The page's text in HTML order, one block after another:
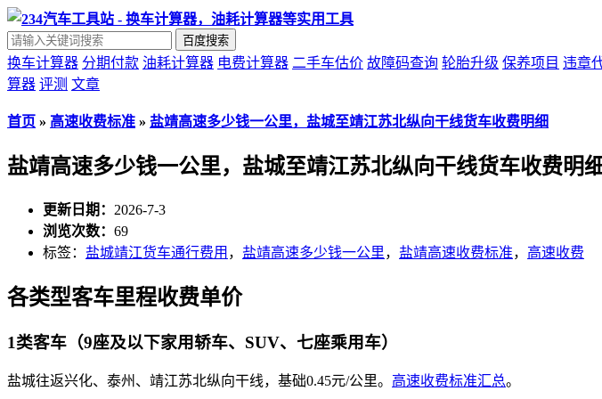
百度搜索
换车计算器 分期付款 油耗计算器 电费计算器 二手车估价 故障码查询 轮胎升级 保养项目 违章
算器 评测 文章
首页 » 高速收费标准 » 盐靖高速多少钱一公里，盐城至靖江苏北纵向干线货车收费明细
盐靖高速多少钱一公里，盐城至靖江苏北纵向干线货车收费明细
更新日期： 2026-7-3
浏览次数： 69
标签： 盐城靖江货车通行费用 ， 盐靖高速多少钱一公里， 盐靖高速收费标准， 高速收费
各类型客车里程收费单价
1类客车（9座及以下家用轿车、SUV、七座乘用车）
盐城往返兴化、泰州、靖江苏北纵向干线，基础0.45元/公里。 高速收费标准汇总。